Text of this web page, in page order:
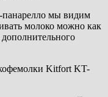
панарелло мы видим
молоко можно как